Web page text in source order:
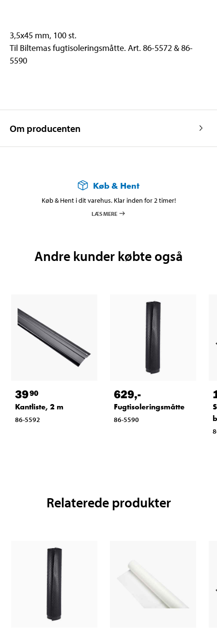
3,5x45 mm, 100 st.
Til Biltemas fugtisoleringsmåtte. Art. 86-5572 & 86-
5590
Om producenten
Køb & Hent
Køb & Hent i dit varehus. Klar inden for 2 timer!
LÆS MERE
Andre kunder købte også
3990
Kantliste, 2 m
86-5592
629,-
Fugtisoleringsmåtte
86-5590
Relaterede produkter